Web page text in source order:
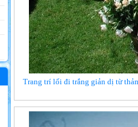
Trang trí lối đi trắng giản dị từ